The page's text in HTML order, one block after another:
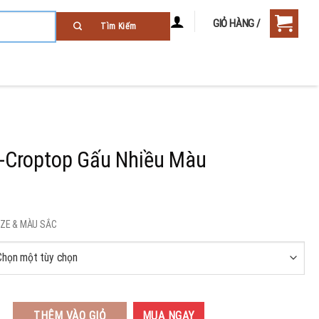
GIỎ HÀNG /
Gấu Nhiều Màu
& MÀU SẮC
THÊM VÀO GIỎ MUA NGAY